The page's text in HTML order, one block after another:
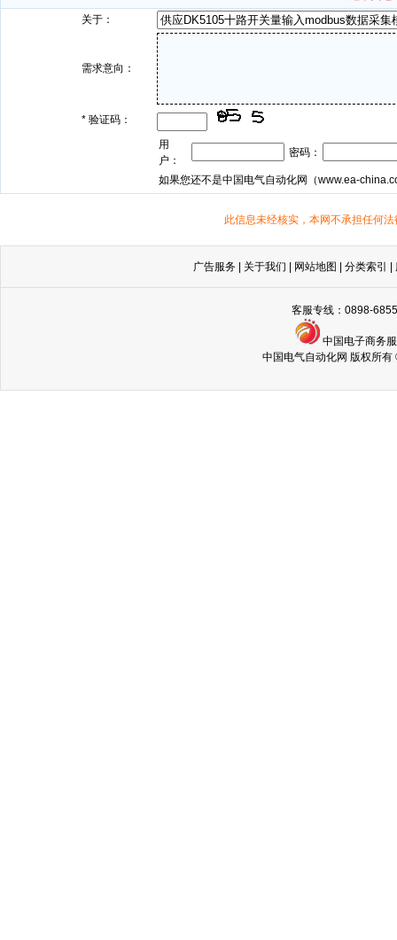
关于：
需求意向：
* 验证码：
用
户：
密码：
如果您还不是中国电气自动化网（www.ea-
此信息未经核实，本网不承担任何
广告服务 关于我们 网站地图 分类索引
客服专线：0898-
中国电子商务
中国电气自动化网 版权所